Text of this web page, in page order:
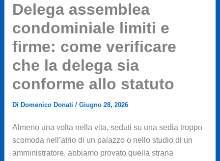
Delega assemblea
condominiale limiti e
firme: come verificare
che la delega sia
conforme allo statuto
Di Domenico Donati / Giugno 28, 2026
Almeno una volta nella vita, seduti su una sedia troppo
scomoda nell’atrio di un palazzo o nello studio di un
amministratore, abbiamo provato quella strana